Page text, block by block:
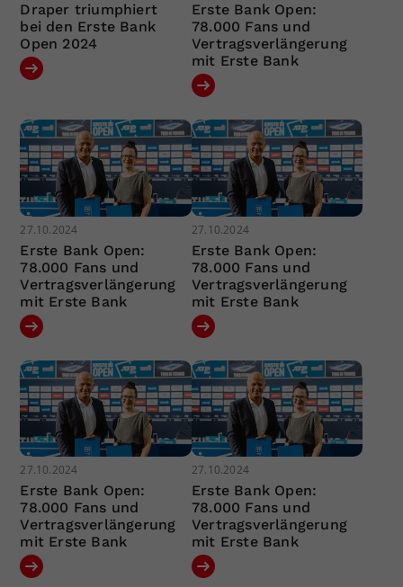
Draper triumphiert
bei den Erste Bank
Open 2024
Erste Bank Open:
78.000 Fans und
Vertragsverlängerung
mit Erste Bank
27.10.2024
Erste Bank Open:
78.000 Fans und
Vertragsverlängerung
mit Erste Bank
27.10.2024
Erste Bank Open:
78.000 Fans und
Vertragsverlängerung
mit Erste Bank
27.10.2024
Erste Bank Open:
78.000 Fans und
Vertragsverlängerung
mit Erste Bank
27.10.2024
Erste Bank Open:
78.000 Fans und
Vertragsverlängerung
mit Erste Bank